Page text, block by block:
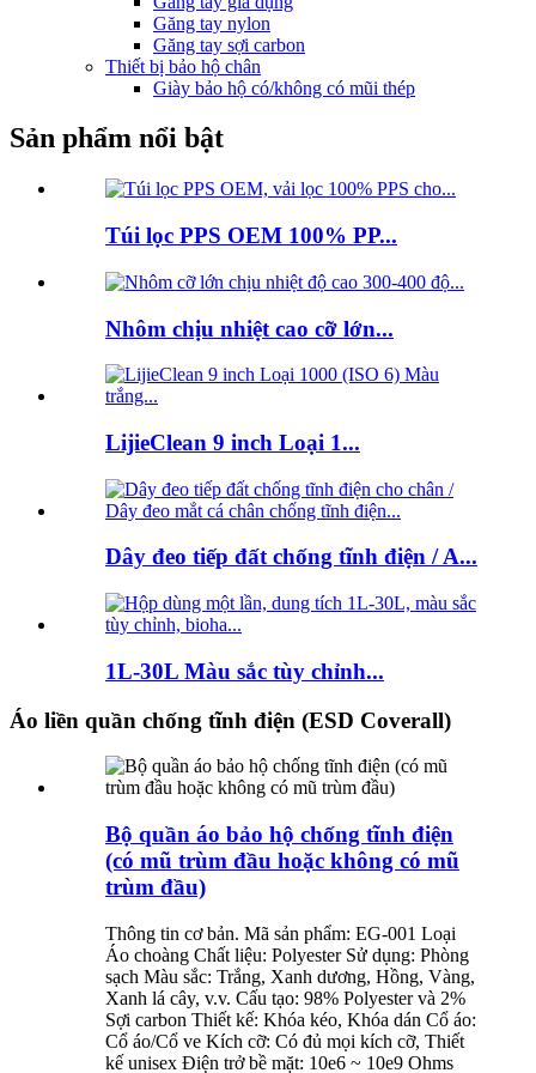
Găng tay nylon
Găng tay sợi carbon
Thiết bị bảo hộ chân
Giày bảo hộ có/không có mũi thép
Sản phẩm nổi bật
Túi lọc PPS OEM 100% PP...
Nhôm chịu nhiệt cao cỡ lớn...
LijieClean 9 inch Loại 1...
Dây đeo tiếp đất chống tĩnh điện / A...
1L-30L Màu sắc tùy chỉnh...
Áo liền quần chống tĩnh điện (ESD Coverall)
Bộ quần áo bảo hộ chống tĩnh điện
(có mũ trùm đầu hoặc không có mũ
trùm đầu)
Thông tin cơ bản. Mã sản phẩm: EG-001 Loại
Áo choàng Chất liệu: Polyester Sử dụng: Phòng
sạch Màu sắc: Trắng, Xanh dương, Hồng, Vàng,
Xanh lá cây, v.v. Cấu tạo: 98% Polyester và 2%
Sợi carbon Thiết kế: Khóa kéo, Khóa dán Cổ áo:
Cổ áo/Cổ ve Kích cỡ: Có đủ mọi kích cỡ, Thiết
kế unisex Điện trở bề mặt: 10e6 ~ 10e9 Ohms